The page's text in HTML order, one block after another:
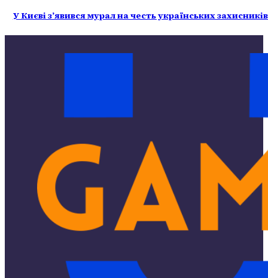
У Києві з’явився мурал на честь українських